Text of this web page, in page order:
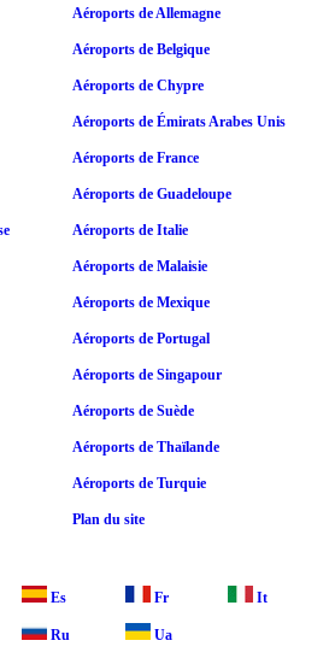
Aéroports de Allemagne
Aéroports de Belgique
Aéroports de Chypre
Aéroports de Émirats Arabes Unis
Aéroports de France
Aéroports de Guadeloupe
Aéroports de Italie
Aéroports de Malaisie
Aéroports de Mexique
Aéroports de Portugal
Aéroports de Singapour
Aéroports de Suède
Aéroports de Thaïlande
Aéroports de Turquie
Plan du site
Es Fr It
Ru Ua